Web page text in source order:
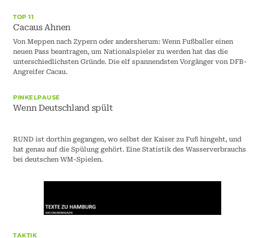
TOP 11
Cacaus Ahnen
Von Meppen nach Zypern oder andersherum: Wenn Fußballer einen
neuen Pass beantragen, um Nationalspieler zu werden hat das die
unterschiedlichsten Gründe. Die elf spannendsten Vorgänger von DFB-
Angreifer Cacau.
PINKELPAUSE
Wenn Deutschland spült
RUND ist dorthin gegangen, wo selbst der Kaiser zu Fuß hingeht, und
hat genau auf die Spülung gehört. Eine Statistik des Wasserverbrauchs
bei deutschen WM-Spielen.
TAKTIK